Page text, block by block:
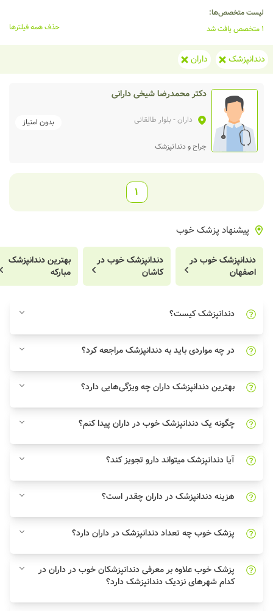
لیست متخصص‌ها:
1 متخصص یافت شد
حذف همه فیلترها
دندانپزشک داران
دکتر محمدرضا شیخی دارانی
داران- بلوار طالقانی بدون امتیاز
جراح و دندانپزشک
1
پیشنهاد پزشک خوب
دندانپزشک خوب در
اصفهان
دندانپزشک خوب در
کاشان
بهترین دندانپزشک
مبارکه
دندانپزشک کیست؟
در چه مواردی باید به دندانپزشک مراجعه کرد؟
بهترین دندانپزشک داران چه ویژگی‌هایی دارد؟
چگونه یک دندانپزشک خوب در داران پیدا کنم؟
آیا دندانپزشک میتواند دارو تجویز کند؟
هزینه دندانپزشک در داران چقدر است؟
پزشک خوب چه تعداد دندانپزشک در داران دارد؟
پزشک خوب علاوه بر معرفی دندانپزشکان خوب در داران در
کدام شهرهای نزدیک دندانپزشک دارد؟